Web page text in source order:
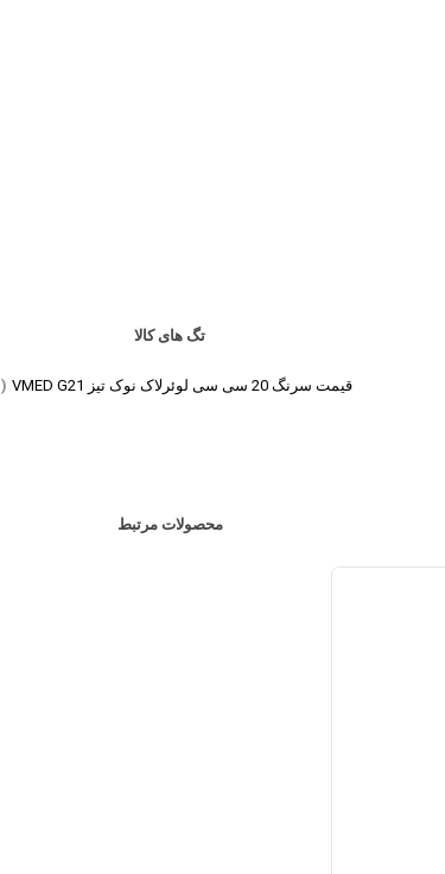
تگ های کالا
قیمت سرنگ 20 سی سی لوئرلاک نوک تیز VMED G21 (1)
محصولات مرتبط